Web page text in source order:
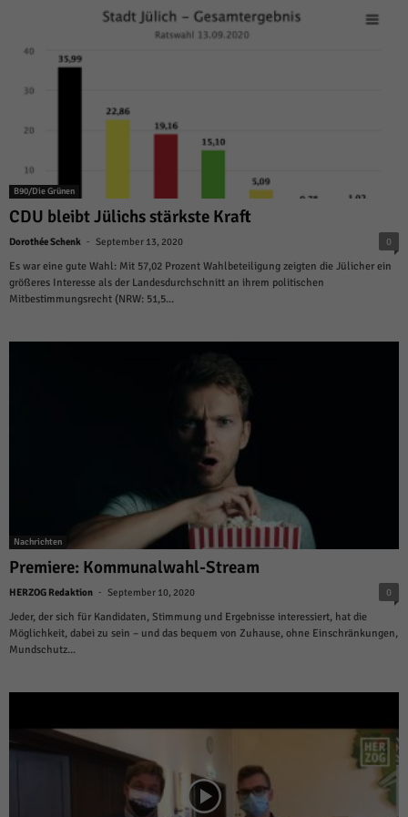
B90/Die Grünen
CDU bleibt Jülichs stärkste Kraft
Dorothée Schenk - September 13, 2020 0
Es war eine gute Wahl: Mit 57,02 Prozent Wahlbeteiligung zeigten die Jülicher ein
größeres Interesse als der Landesdurchschnitt an ihrem politischen
Mitbestimmungsrecht (NRW: 51,5...
Nachrichten
Premiere: Kommunalwahl-Stream
HERZOG Redaktion - September 10, 2020 0
Jeder, der sich für Kandidaten, Stimmung und Ergebnisse interessiert, hat die
Möglichkeit, dabei zu sein – und das bequem von Zuhause, ohne Einschränkungen,
Mundschutz...